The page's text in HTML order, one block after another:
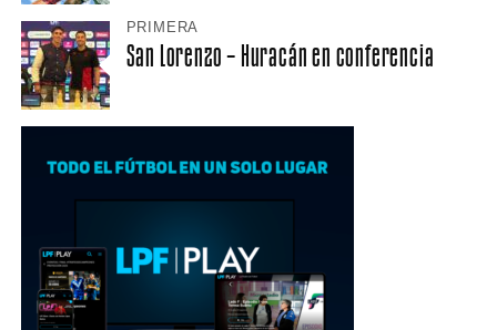
PRIMERA
San Lorenzo – Huracán en conferencia